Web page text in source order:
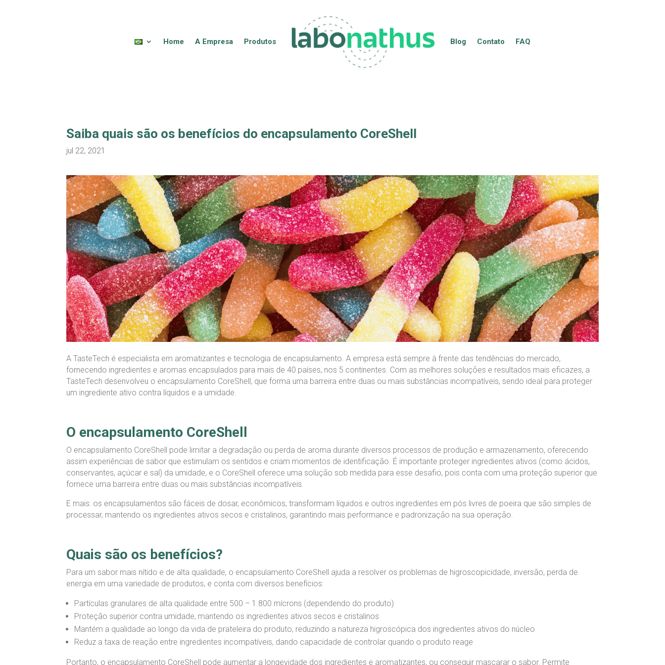
Home A Empresa Produtos Blog Contato FAQ
Saiba quais são os benefícios do encapsulamento CoreShell
jul 22, 2021
A TasteTech é especialista em aromatizantes e tecnologia de encapsulamento. A empresa está sempre à frente das tendências do mercado,
fornecendo ingredientes e aromas encapsulados para mais de 40 países, nos 5 continentes. Com as melhores soluções e resultados mais eficazes, a
TasteTech desenvolveu o encapsulamento CoreShell, que forma uma barreira entre duas ou mais substâncias incompatíveis, sendo ideal para proteger
um ingrediente ativo contra líquidos e a umidade.
O encapsulamento CoreShell
O encapsulamento CoreShell pode limitar a degradação ou perda de aroma durante diversos processos de produção e armazenamento, oferecendo
assim experiências de sabor que estimulam os sentidos e criam momentos de identificação. É importante proteger ingredientes ativos (como ácidos,
conservantes, açúcar e sal) da umidade, e o CoreShell oferece uma solução sob medida para esse desafio, pois conta com uma proteção superior que
fornece uma barreira entre duas ou mais substâncias incompatíveis.
E mais: os encapsulamentos são fáceis de dosar, econômicos, transformam líquidos e outros ingredientes em pós livres de poeira que são simples de
processar, mantendo os ingredientes ativos secos e cristalinos, garantindo mais performance e padronização na sua operação.
Quais são os benefícios?
Para um sabor mais nítido e de alta qualidade, o encapsulamento CoreShell ajuda a resolver os problemas de higroscopicidade, inversão, perda de
energia em uma variedade de produtos, e conta com diversos benefícios:
Partículas granulares de alta qualidade entre 500 – 1.800 mícrons (dependendo do produto)
Proteção superior contra umidade, mantendo os ingredientes ativos secos e cristalinos
Mantém a qualidade ao longo da vida de prateleira do produto, reduzindo a natureza higroscópica dos ingredientes ativos do núcleo
Reduz a taxa de reação entre ingredientes incompatíveis, dando capacidade de controlar quando o produto reage
Portanto, o encapsulamento CoreShell pode aumentar a longevidade dos ingredientes e aromatizantes, ou conseguir mascarar o sabor. Permite